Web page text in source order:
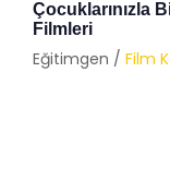
Çocuklarınızla
Filmleri
Eğitimgen / Film